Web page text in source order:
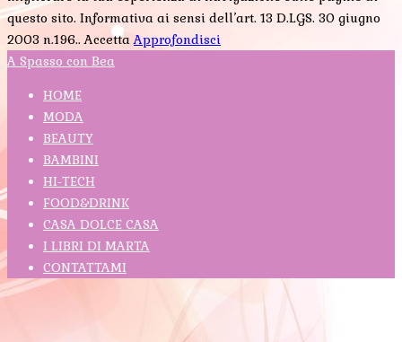
questo sito. Informativa ai sensi dell’art. 13 D.LGS. 30 giugno
2003 n.196..Accetta Approfondisci
A Spasso con Bea
HOME
MODA
BEAUTY
BAMBINI
HI-TECH
FOOD&DRINK
CASA DOLCE CASA
I LIBRI DI MARTA
CONTATTAMI